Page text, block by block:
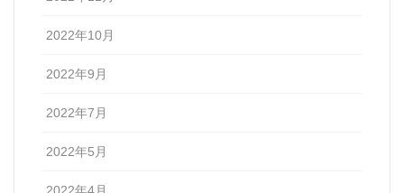
2022年10月
2022年9月
2022年7月
2022年5月